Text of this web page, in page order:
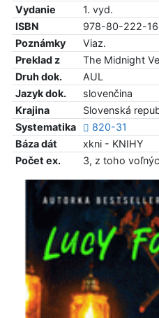
Vydanie
1. vyd.
ISBN
978-80-222-
Poznámky
Viaz.
Preklad z
The Midnight
Druh dok.
AUL
Jazyk dok.
slovenčina
Krajina
Slovenská
Systematika
820-31
Báza dát
xkni - KNIHY
Počet ex.
3, z toho